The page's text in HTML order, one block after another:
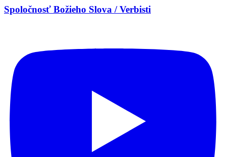
Spoločnosť Božieho Slova / Verbisti